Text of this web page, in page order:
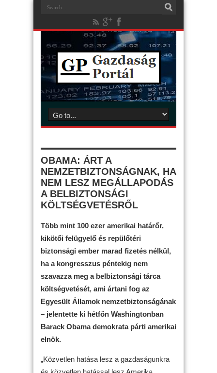
OBAMA: ÁRT A
NEMZETBIZTONSÁGNAK, HA
NEM LESZ MEGÁLLAPODÁS
A BELBIZTONSÁGI
KÖLTSÉGVETÉSRŐL
Több mint 100 ezer amerikai határőr,
kikötői felügyelő és repülőtéri
biztonsági ember marad fizetés nélkül,
ha a kongresszus péntekig nem
szavazza meg a belbiztonsági tárca
költségvetését, ami ártani fog az
Egyesült Államok nemzetbiztonságának
– jelentette ki hétfőn Washingtonban
Barack Obama demokrata párti amerikai
elnök.
„Közvetlen hatása lesz a gazdaságunkra